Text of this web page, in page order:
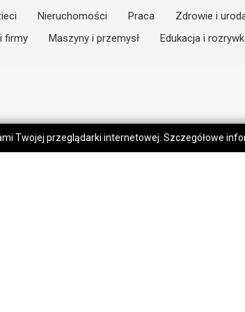
Nieruchomości Praca Zdrowie i
firmy Maszyny i przemysł Edukacja i
Twojej przeglądarki internetowej. Szczegółowe